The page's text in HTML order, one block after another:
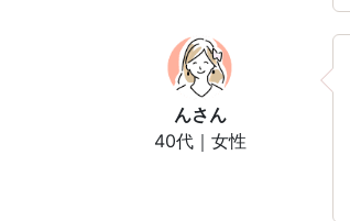
んさん
40代｜女性